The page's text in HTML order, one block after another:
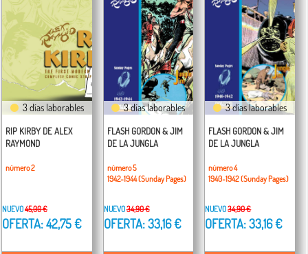
3 días laborables
RIP KIRBY DE ALEX
RAYMOND
número 2
NUEVO45,00 €
OFERTA: 42,75 €
3 días laborables
FLASH GORDON & JIM
DE LA JUNGLA
número 5
1942-1944 (Sunday Pages)
NUEVO34,90 €
OFERTA: 33,16 €
3 días laborables
FLASH GORDON & JIM
DE LA JUNGLA
número 4
1940-1942 (Sunday Pages)
NUEVO34,90 €
OFERTA: 33,16 €